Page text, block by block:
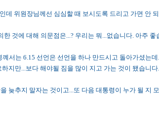
데 위원장님께선 심심할 때 보시도록 드리고 가면 안
한 것에 대해 의문점은...? 우리는 뭐...없습니다. 아주 좋
서는 6.15 선언은 선언을 하나 만드시고 돌아가셨는
지만...보다 해야될 짐을 많이 지고 가는 것이 됐습니다.
늦추지 말자는 것이고...또 다음 대통령이 누가 될 지